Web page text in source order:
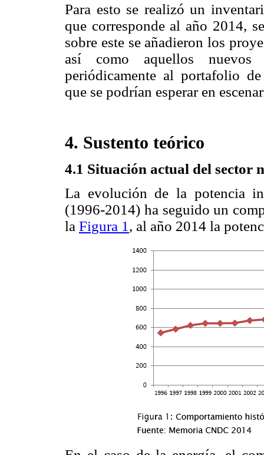
Para esto se realizó un
que corresponde al año 2014,
sobre este se añadieron los
así como aquellos nuevos
periódicamente al portafolio
que se podrían esperar en
4. Sustento teórico
4.1 Situación actual del sector
La evolución de la potencia
(1996-2014) ha seguido un
la Figura 1, al año 2014 la